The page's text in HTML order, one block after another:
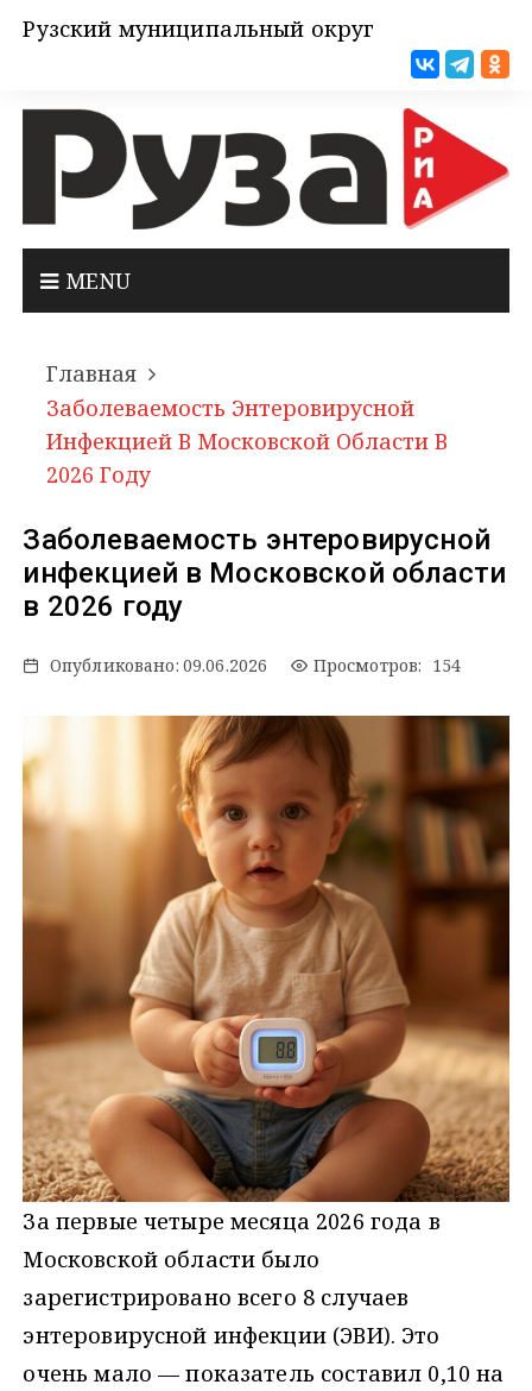
Рузский муниципальный округ
MENU
Главная
Заболеваемость Энтеровирусной
Инфекцией В Московской Области В
2026 Году
Заболеваемость энтеровирусной
инфекцией в Московской области
в 2026 году
Опубликовано: 09.06.2026 Просмотров: 154
За первые четыре месяца 2026 года в
Московской области было
зарегистрировано всего 8 случаев
энтеровирусной инфекции (ЭВИ). Это
очень мало — показатель составил 0,10 на